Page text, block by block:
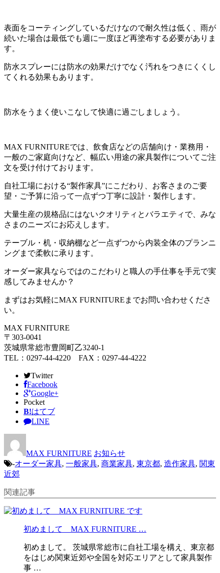
表面をコーティングしているだけなので耐久性は低く、雨が
続いた場合は最低でも週に一度ほど再塗布する必要がありま
す。
防水スプレーには防水の効果だけでなく汚れをつきにくくし
てくれる効果もあります。
防水をうまく使いこなして快適に過ごしましょう。
MAX FURNITUREでは、飲食店などの店舗向け・業務用・
一般のご家庭向けなど、幅広い用途の家具製作についてご注
文を受け付けております。
自社工場における“製作家具”にこだわり、お客さまのご要
望・ご予算に沿って一点ずつ丁寧に設計・製作します。
大量生産の規格品にはないクオリティとバラエティで、みな
さまのニーズにお応えします。
テーブル・机・収納棚など一点ずつから内装全体のプランニ
ングまで柔軟に承ります。
オーダー家具ならではのこだわりと職人の手仕事を手元で実
感してみませんか？
まずはお気軽にMAX FURNITUREまでお問い合わせくださ
い。
MAX FURNITURE
〒303-0041
茨城県常総市豊岡町乙3240-1
TEL：0297-44-4220 FAX：0297-44-4222
Twitter
Facebook
Google+
Pocket
B!はてブ
LINE
MAX FURNITURE お知らせ
-オーダー家具, 一般家具, 商業家具, 東京都, 造作家具, 関東
近郊
関連記事
初めまして MAX FURNITURE …
初めまして。 茨城県常総市に自社工場を構え、東京都
をはじめ関東近郊や全国を対応エリアとして家具製作
事 …